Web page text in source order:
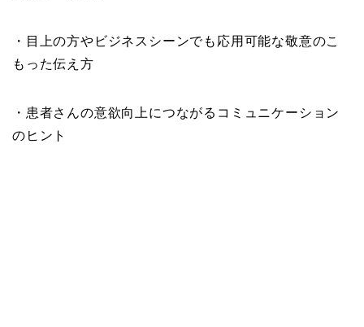
・目上の方やビジネスシーンでも応用可能な敬意のこ
もった伝え方
・患者さんの意欲向上につながるコミュニケーション
のヒント